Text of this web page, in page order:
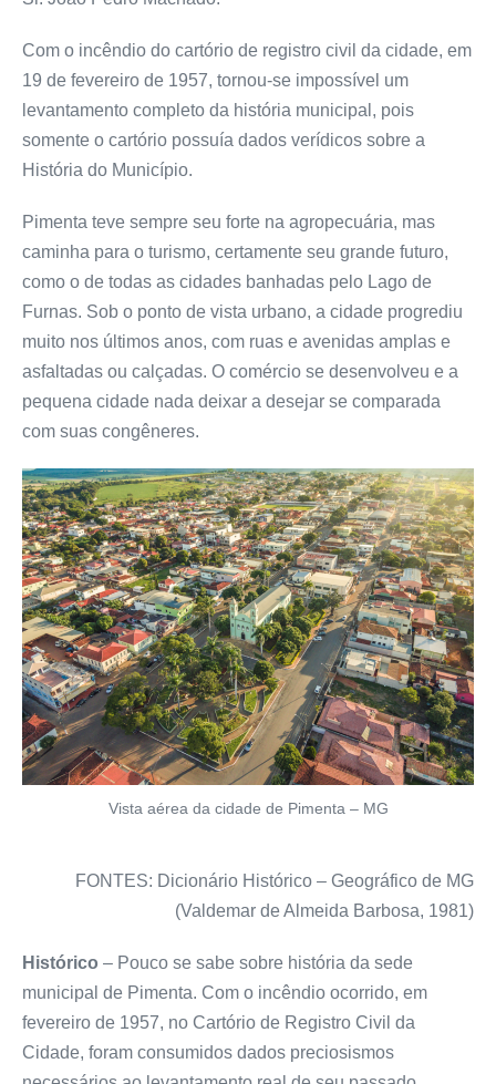
Com o incêndio do cartório de registro civil da cidade, em
19 de fevereiro de 1957, tornou-se impossível um
levantamento completo da história municipal, pois
somente o cartório possuía dados verídicos sobre a
História do Município.
Pimenta teve sempre seu forte na agropecuária, mas
caminha para o turismo, certamente seu grande futuro,
como o de todas as cidades banhadas pelo Lago de
Furnas. Sob o ponto de vista urbano, a cidade progrediu
muito nos últimos anos, com ruas e avenidas amplas e
asfaltadas ou calçadas. O comércio se desenvolveu e a
pequena cidade nada deixar a desejar se comparada
com suas congêneres.
Vista aérea da cidade de Pimenta – MG
FONTES: Dicionário Histórico – Geográfico de MG
(Valdemar de Almeida Barbosa, 1981)
Histórico – Pouco se sabe sobre história da sede
municipal de Pimenta. Com o incêndio ocorrido, em
fevereiro de 1957, no Cartório de Registro Civil da
Cidade, foram consumidos dados preciosismos